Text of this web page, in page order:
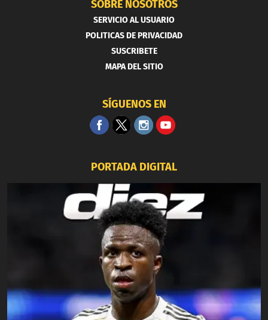
SOBRE NOSOTROS
SERVICIO AL USUARIO
POLITICAS DE PRIVACIDAD
SUSCRIBETE
MAPA DEL SITIO
SÍGUENOS EN
PORTADA DIGITAL